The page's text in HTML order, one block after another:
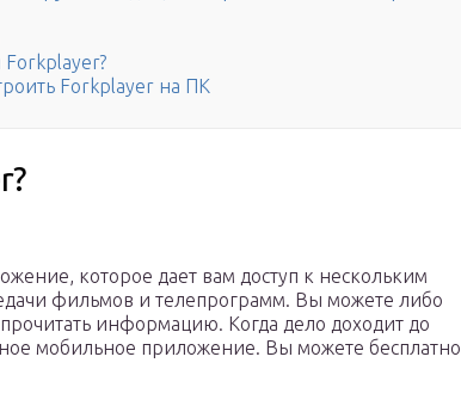
Forkplayer?
Forkplayer на ПК
которое дает вам доступ к нескольким
фильмов и телепрограмм. Вы можете либо
информацию. Когда дело доходит до
мобильное приложение. Вы можете бесплатно